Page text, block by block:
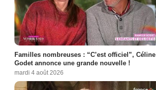
Familles nombreuses : “C’est officiel”, Céline
Godet annonce une grande nouvelle !
mardi 4 août 2026